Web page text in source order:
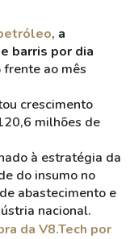
, a
barris por dia
frente ao mês
crescimento
milhões de
à estratégia da
do insumo no
abastecimento e
nacional.
da V8.Tech por